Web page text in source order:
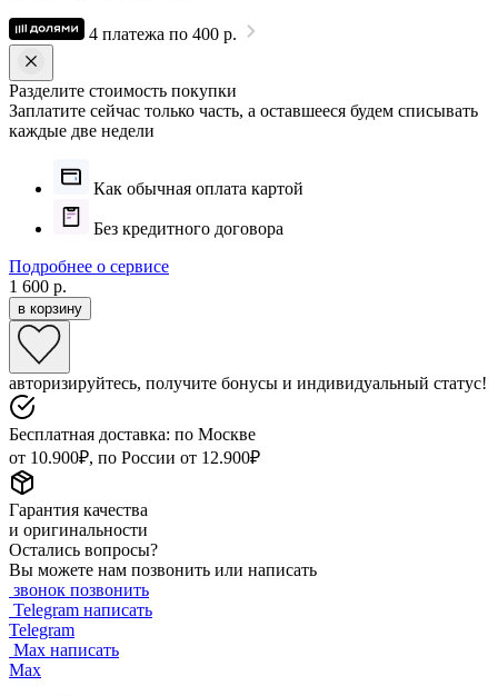
4 платежа по 400 р.
Разделите стоимость покупки
Заплатите сейчас только часть, а оставшееся будем списывать
каждые две недели
Как обычная оплата картой
Без кредитного договора
Подробнее о сервисе
1 600 р.
в корзину
авторизируйтесь, получите бонусы и индивидуальный статус!
Бесплатная доставка: по Москве
от 10.900₽, по России от 12.900₽
Гарантия качества
и оригинальности
Остались вопросы?
Вы можете нам позвонить или написать
звонок позвонить
Telegram написать
Telegram
Max написать
Max